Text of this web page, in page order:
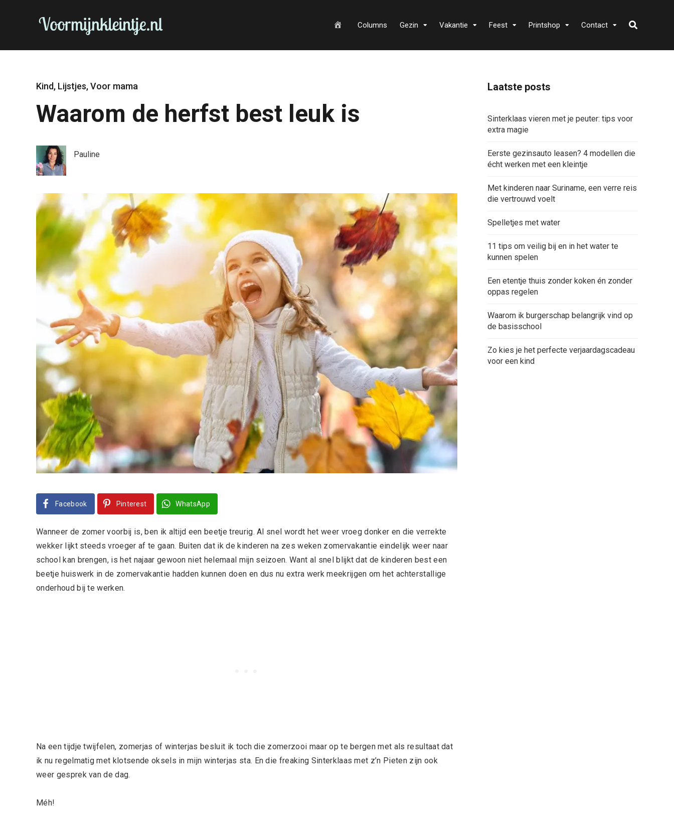
m
Columns Gezin Vakantie Feest Printshop Contact
Kind, Lijstjes,Voor mama
Waarom de herfst best leuk is
Pauline
Facebook Pinterest WhatsApp
Wanneer de zomer voorbij is, ben ik altijd een beetje treurig. Al snel wordt het weer vroeg donker en die verrekte
wekker lijkt steeds vroeger af te gaan. Buiten dat ik de kinderen na zes weken zomervakantie eindelijk weer naar
school kan brengen, is het najaar gewoon niet helemaal mijn seizoen. Want al snel blijkt dat de kinderen best een
beetje huiswerk in de zomervakantie hadden kunnen doen en dus nu extra werk meekrijgen om het achterstallige
onderhoud bij te werken.
Na een tijdje twijfelen, zomerjas of winterjas besluit ik toch die zomerzooi maar op te bergen met als resultaat dat
ik nu regelmatig met klotsende oksels in mijn winterjas sta. En die freaking Sinterklaas met z’n Pieten zijn ook
weer gesprek van de dag.
Méh!
Laatste posts
Sinterklaas vieren met je peuter: tips voor
extra magie
Eerste gezinsauto leasen? 4 modellen die
écht werken met een kleintje
Met kinderen naar Suriname, een verre reis
die vertrouwd voelt
Spelletjes met water
11 tips om veilig bij en in het water te
kunnen spelen
Een etentje thuis zonder koken én zonder
oppas regelen
Waarom ik burgerschap belangrijk vind op
de basisschool
Zo kies je het perfecte verjaardagscadeau
voor een kind